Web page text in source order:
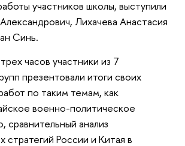
участников школы, выступили
Лихачева Анастасия
Синь.
часов участники из 7
презентовали итоги своих
по таким темам, как
военно-политическое
сравнительный анализ
стратегий России и Китая в